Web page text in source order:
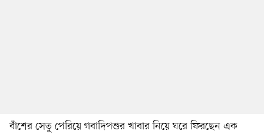
বাঁশের সেতু পেরিয়ে গবাদিপশুর খাবার নিয়ে ঘরে ফিরছেন এক